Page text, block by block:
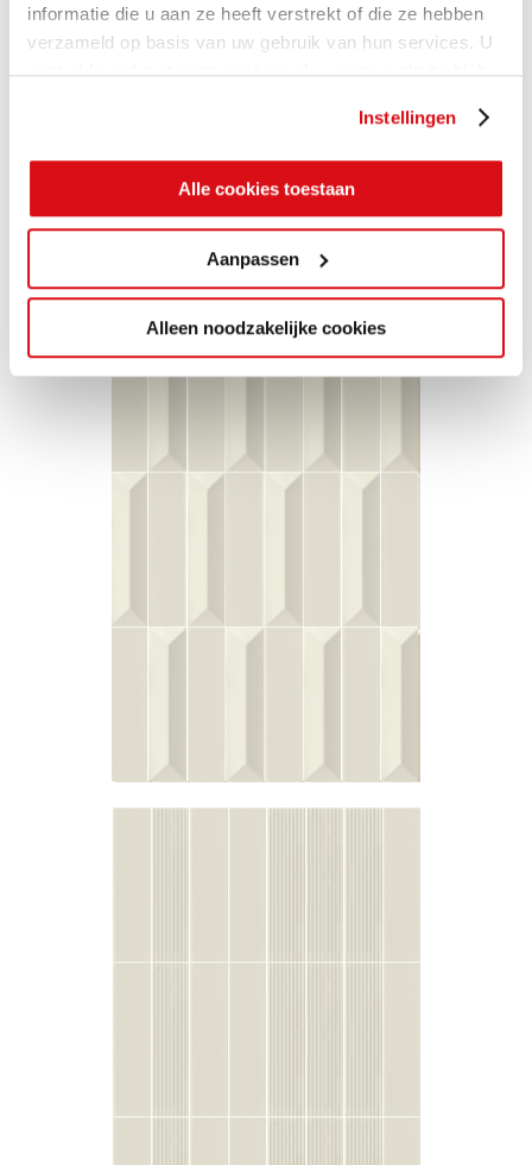
informatie die u aan ze heeft verstrekt of die ze hebben
verzameld op basis van uw gebruik van hun services. U
gaat akkoord met onze cookies als u onze website blijft
Instellingen
Alle cookies toestaan
Aanpassen
Alleen noodzakelijke cookies